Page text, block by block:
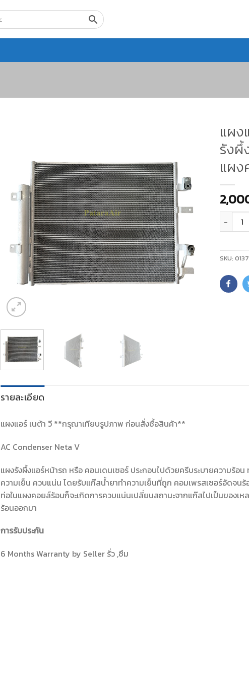
แผง
รังผึ้
แผง
SKU:
รายละเอียด
แผงแอร์ เนต้า วี **กรุณาเทียบรูปภาพ ก่อนสั่งซื้อสินค้า**
AC Condenser Neta V
แผงรังผึ้งแอร์หน้ารถ หรือ คอนเดนเซอร์ ประกอบไปด้วยครีบระบายความร้อ
ความเย็น ควบแน่น โดยรับแก๊สน้ำยาทำความเย็นที่ถูก คอมเพรสเซอร์อัดจน
ท่อในแผงคอยล์ร้อนก็จะเกิดการควบแน่นเปลี่ยนสถานะจากแก๊สไปเป็นของเห
ร้อนออกมา
การรับประกัน
6 Months Warranty by Seller รั่ว ,ซึม